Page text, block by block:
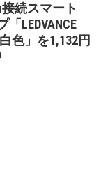
続スマート
「LEDVANCE
色」を1,132円